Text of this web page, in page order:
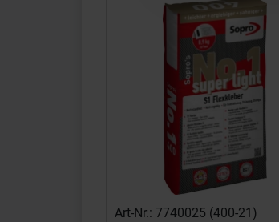
Art-Nr.: 7740025 (400-21)